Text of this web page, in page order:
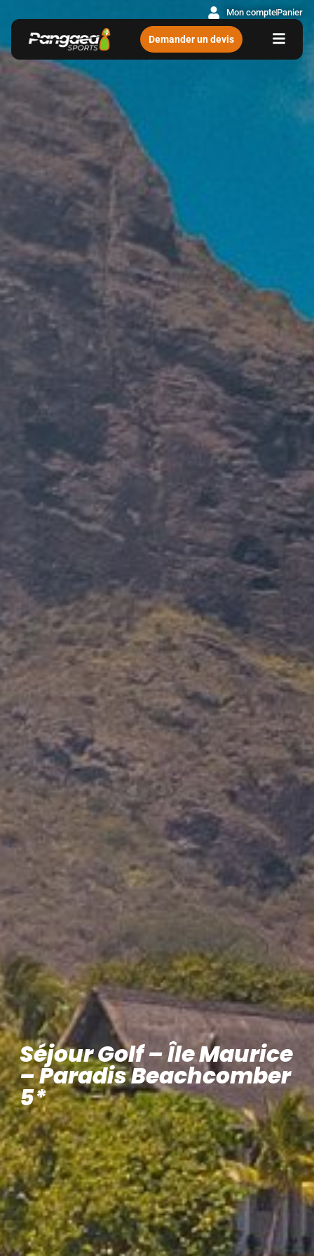
Mon comptePanier
Demander un devis
Séjour Golf – Île Maurice
– Paradis Beachcomber
5*